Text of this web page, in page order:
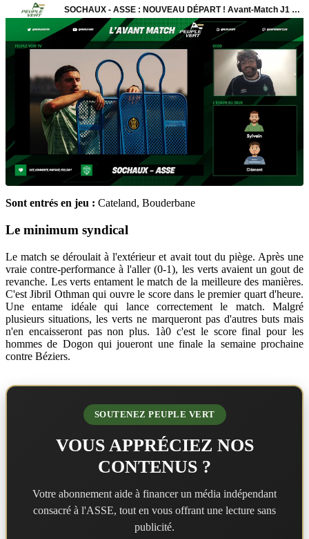
Sont entrés en jeu : Cateland, Bouderbane
Le minimum syndical
Le match se déroulait à l'extérieur et avait tout du piège. Après une
vraie contre-performance à l'aller (0-1), les verts avaient un gout de
revanche. Les verts entament le match de la meilleure des manières.
C'est Jibril Othman qui ouvre le score dans le premier quart d'heure.
Une entame idéale qui lance correctement le match. Malgré
plusieurs situations, les verts ne marqueront pas d'autres buts mais
n'en encaisseront pas non plus. 1à0 c'est le score final pour les
hommes de Dogon qui joueront une finale la semaine prochaine
contre Béziers.
SOUTENEZ PEUPLE VERT
VOUS APPRÉCIEZ NOS
CONTENUS ?
Votre abonnement aide à financer un média indépendant
consacré à l'ASSE, tout en vous offrant une lecture sans
publicité.